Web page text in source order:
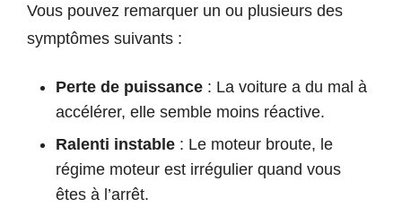
Vous pouvez remarquer un ou plusieurs des
symptômes suivants :
Perte de puissance : La voiture a du mal à
accélérer, elle semble moins réactive.
Ralenti instable : Le moteur broute, le
régime moteur est irrégulier quand vous
êtes à l’arrêt.